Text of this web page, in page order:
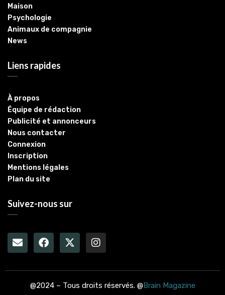
Maison
Psychologie
Animaux de compagnie
News
Liens rapides
À propos
Équipe de rédaction
Publicité et annonceurs
Nous contacter
Connexion
Inscription
Mentions légales
Plan du site
Suivez-nous sur
@2024 – Tous droits réservés. @Brain Magazine